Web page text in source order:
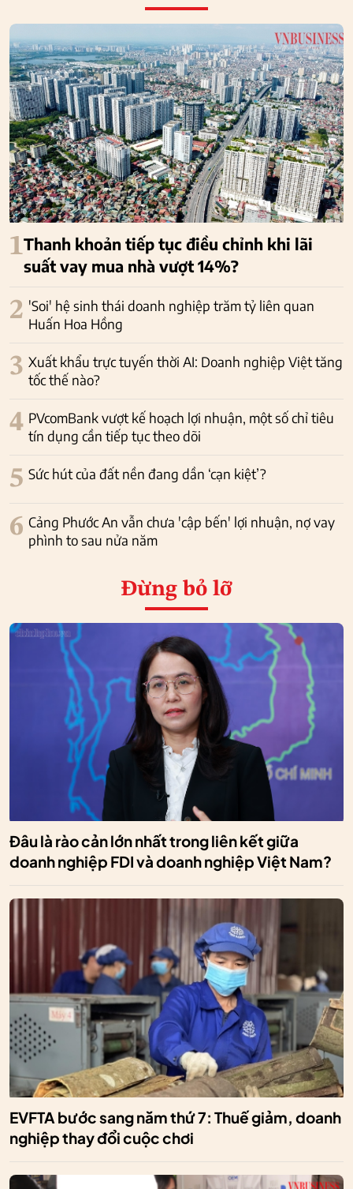
1Thanh khoản tiếp tục điều chỉnh khi lãi
suất vay mua nhà vượt 14%?
2 'Soi' hệ sinh thái doanh nghiệp trăm tỷ liên quan
Huấn Hoa Hồng
3 Xuất khẩu trực tuyến thời AI: Doanh nghiệp Việt tăng
tốc thế nào?
4 PVcomBank vượt kế hoạch lợi nhuận, một số chỉ tiêu
tín dụng cần tiếp tục theo dõi
5 Sức hút của đất nền đang dần ‘cạn kiệt’?
6 Cảng Phước An vẫn chưa 'cập bến' lợi nhuận, nợ vay
phình to sau nửa năm
Đừng bỏ lỡ
Đâu là rào cản lớn nhất trong liên kết giữa
doanh nghiệp FDI và doanh nghiệp Việt Nam?
EVFTA bước sang năm thứ 7: Thuế giảm, doanh
nghiệp thay đổi cuộc chơi